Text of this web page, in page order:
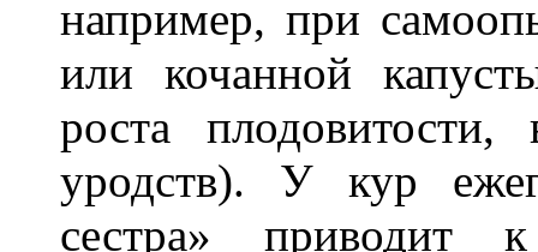
например, при
или кочанной
роста
уродств). У кур
сестра» приводит